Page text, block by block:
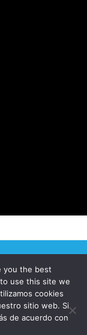
2026. All
Hueman
you the best
use this site we
cookies
sitio web. Si
de acuerdo con